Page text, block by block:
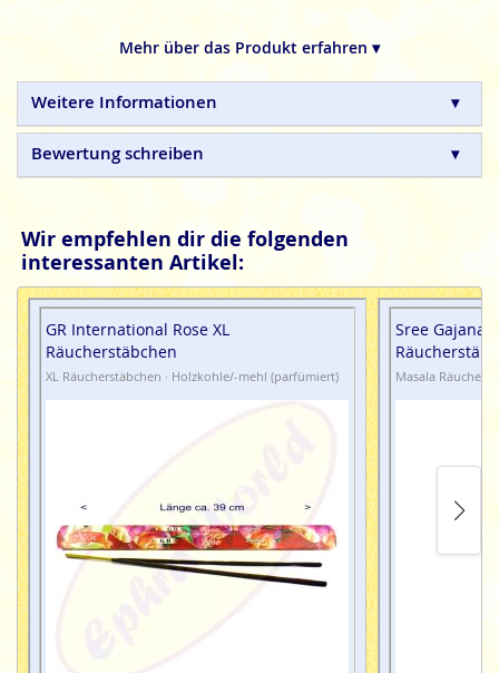
petrochemische Zusätze.Mehr über das Produkt erfahren ▾
Weitere Informationen
Bewertung schreiben
Wir empfehlen dir die folgenden
interessanten Artikel:
GR International Rose XL
Räucherstäbchen
XL Räucherstäbchen · Holzkohle/-mehl (parfümiert)
Sree
Masala